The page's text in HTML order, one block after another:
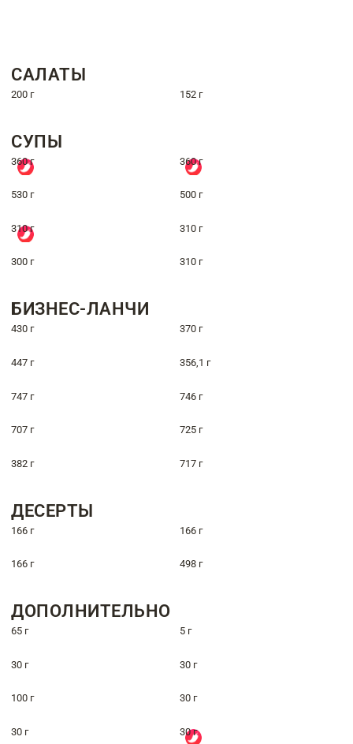
САЛАТЫ
200 г 152 г
СУПЫ
360 г 360 г
530 г 500 г
310 г 310 г
300 г 310 г
БИЗНЕС-ЛАНЧИ
430 г 370 г
447 г 356,1 г
747 г 746 г
707 г 725 г
382 г 717 г
ДЕСЕРТЫ
166 г 166 г
166 г 498 г
ДОПОЛНИТЕЛЬНО
65 г 5 г
30 г 30 г
100 г 30 г
30 г 30 г